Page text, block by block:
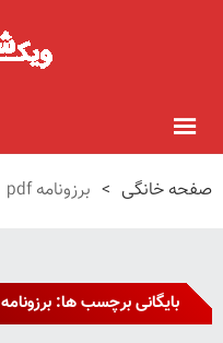
صفحه خانگی > برزونامه pdf
بایگانی برچسب ها: برزونامه PDF